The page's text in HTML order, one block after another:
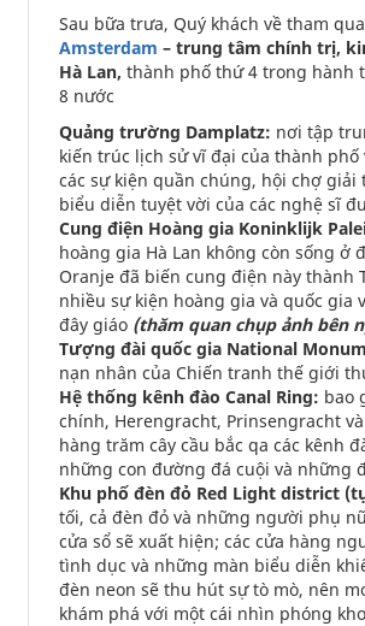
Sau bữa trưa, Quý khách về tham
Amsterdam – trung tâm chính trị,
Hà Lan, thành phố thứ 4 trong hành
8 nước
Quảng trường Damplatz: nơi tập
kiến trúc lịch sử vĩ đại của thành phố
các sự kiện quần chúng, hội chợ giải
biểu diễn tuyệt vời của các nghệ sĩ
Cung điện Hoàng gia Koninklijk
hoàng gia Hà Lan không còn sống ở
Oranje đã biến cung điện này thành
nhiều sự kiện hoàng gia và quốc gia
đây giáo (thăm quan chụp ảnh bên
Tượng đài quốc gia National
nạn nhân của Chiến tranh thế giới
Hệ thống kênh đào Canal Ring: bao
chính, Herengracht, Prinsengracht
hàng trăm cây cầu bắc qa các kênh
những con đường đá cuội và những
Khu phố đèn đỏ Red Light district
tối, cả đèn đỏ và những người phụ
cửa sổ sẽ xuất hiện; các cửa hàng
tình dục và những màn biểu diễn
đèn neon sẽ thu hút sự tò mò, nên
khám phá với một cái nhìn phóng